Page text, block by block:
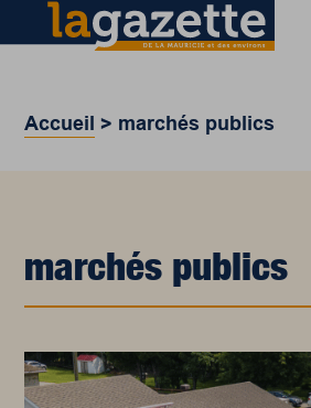
Accueil > marchés publics
marchés publics